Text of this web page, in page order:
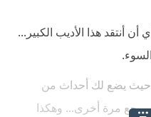
أنتقد هذا الأديب الكبير...
حيث يضع لك أحداث من
يرجع مرة أخرى... وهكذا